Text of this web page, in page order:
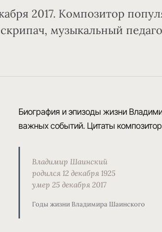
2017. Композитор
музыкальный
Биография и эпизоды жизни
важных событий. Цитаты
Владимир Шаинский
родился 12 декабря 1925
умер 25 декабря 2017
Годы жизни Владимира Шаинского